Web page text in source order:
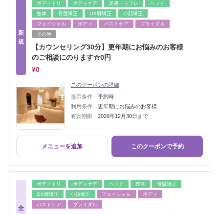
新
規
ボディトリ ボディケア 足裏・リフレ
ヘッド
整体
骨盤矯正 OX脚矯正
小顔矯正
フェイシャル
ボディ バストケア
ブライダル
その他
【カウンセリング30分】更年期にお悩みのお客様
のご相談にのります☆0円
¥0
このクーポンの詳細
提示条件： 予約時
利用条件： 更年期にお悩みのお客様
有効期限： 2026年12月30日まで
メニューを追加 このクーポンで予約
全
ボディトリ ボディケア ヘッド 整体
骨盤矯正
OX脚矯正
小顔矯正 フェイシャル
ボディ
バストケア
ブライダル